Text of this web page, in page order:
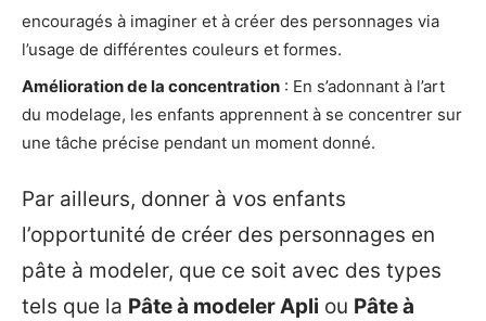
encouragés à imaginer et à créer des personnages via
l’usage de différentes couleurs et formes.
Amélioration de la concentration : En s’adonnant à l’art
du modelage, les enfants apprennent à se concentrer sur
une tâche précise pendant un moment donné.
Par ailleurs, donner à vos enfants
l’opportunité de créer des personnages en
pâte à modeler, que ce soit avec des types
tels que la Pâte à modeler Apli ou Pâte à